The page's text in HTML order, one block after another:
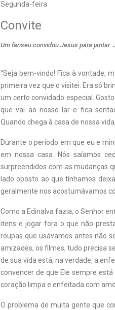
Segunda-feira
Convite
Um fariseu convidou Jesus para
“Seja bem-vindo! Fica à vontade,
primeira vez que o visitei. Era só
um certo convidado especial.
que vai ao nosso lar e fica
Quando chega à casa de nossa
Durante o período em que eu e
em nossa casa. Nós saíamos
surpreendidos com as mudanças
lado oposto ao que tínhamos
geralmente nos acostumávamos
Como a Edinalva fazia, o Senhor
itens e jogar fora o que não
roupas que usávamos antes não
amizades, os filmes, tudo precisa
de sua vida está, na verdade, a
convencer de que Ele sempre
coração limpa e enfeitada com
O problema de muita gente que